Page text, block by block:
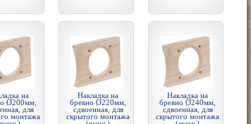
на
Ø200мм,
для
монтажа
Накладка на
бревно Ø220мм,
сдвоенная, для
скрытого монтажа
Накладка на
бревно Ø240мм,
сдвоенная, для
скрытого монтажа